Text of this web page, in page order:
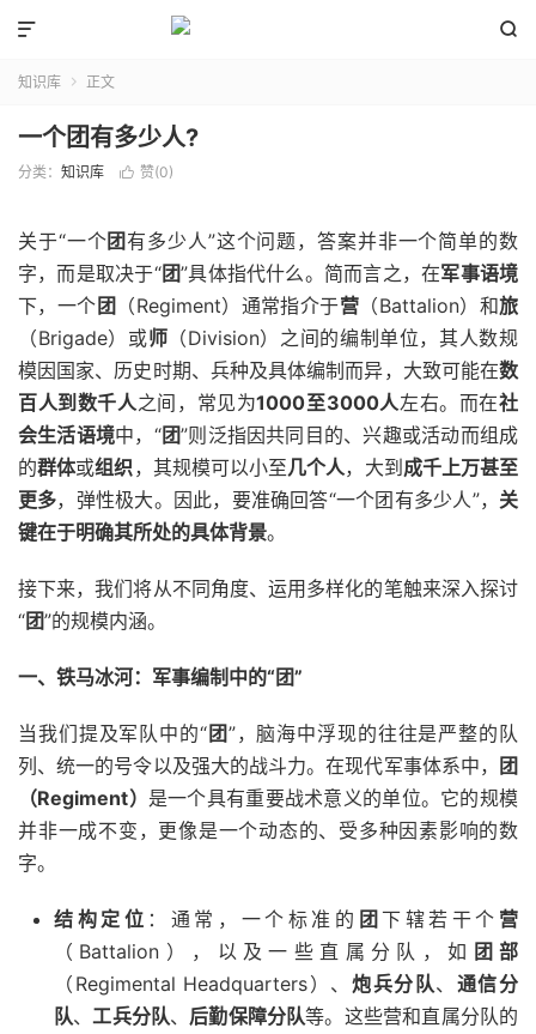


知识库  正文
一个团有多少人?
分类： 知识库  赞(0)
关于“一个团有多少人”这个问题，答案并非一个简单的数
字，而是取决于“团”具体指代什么。简而言之，在军事语境
下，一个 团 （Regiment）通常指介于营 （Battalion）和旅
（Brigade）或师 （Division）之间的编制单位，其人数规
模因国家、历史时期、兵种及具体编制而异，大致可能在数
百人到数千人之间，常见为1000至3000人左右。而在社
会生活语境中，“团”则泛指因共同目的、兴趣或活动而组成
的群体或组织，其规模可以小至几个人，大到 成千上万甚至
更多，弹性极大。因此，要准确回答“一个团有多少人”， 关
键在于明确其所处的具体背景。
接下来，我们将从不同角度、运用多样化的笔触来深入探讨
“团”的规模内涵。
一、铁马冰河：军事编制中的“团”
当我们提及军队中的“团”，脑海中浮现的往往是严整的队
列、统一的号令以及强大的战斗力。在现代军事体系中，
团
（Regiment） 是一个具有重要战术意义的单位。它的规模
并非一成不变，更像是一个动态的、受多种因素影响的数
字。
结构定位 ：通常，一个标准的 团下辖若干个 营
（Battalion），以及一些直属分队，如 团部
（Regimental Headquarters）、 炮兵分队、 通信分
队、工兵分队、 后勤保障分队等。这些营和直属分队的